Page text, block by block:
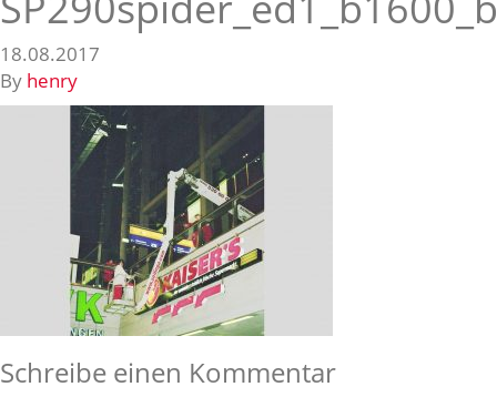
18.08.2017
By henry
Schreibe einen Kommentar